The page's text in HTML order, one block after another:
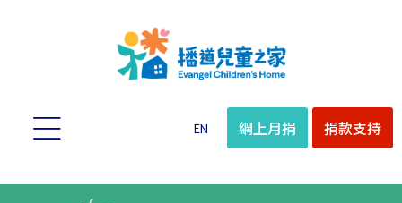
EN 網上月捐 捐款支持